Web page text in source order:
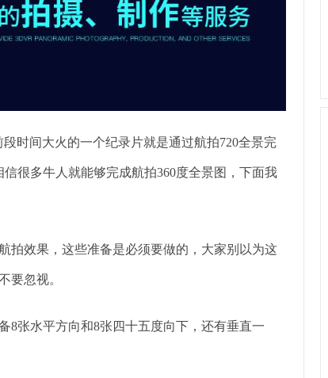
段时间大火的一个纪录片就是通过航拍720全景完
很多牛人就能够完成航拍360度全景图，下面我
拍效果，这些准备是必须要做的，大家别以为这
要忽视。
8张水平方向和8张四十五度向下，还有垂直一